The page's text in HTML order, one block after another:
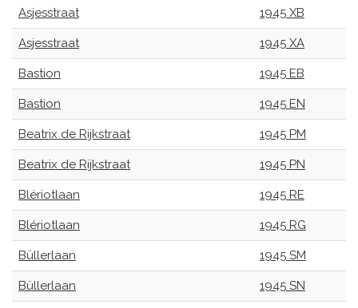
Asjesstraat 1945 XB
Asjesstraat 1945 XA
Bastion 1945 EB
Bastion 1945 EN
Beatrix de Rijkstraat 1945 PM
Beatrix de Rijkstraat 1945 PN
Blériotlaan 1945 RE
Blériotlaan 1945 RG
Büllerlaan 1945 SM
Büllerlaan 1945 SN